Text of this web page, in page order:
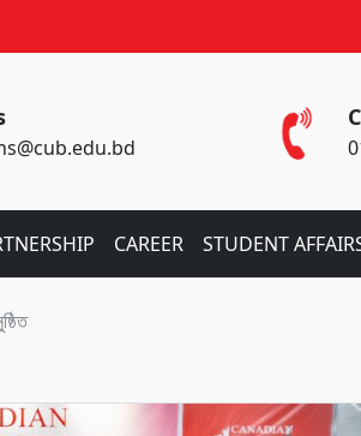
CAREER STUDENT